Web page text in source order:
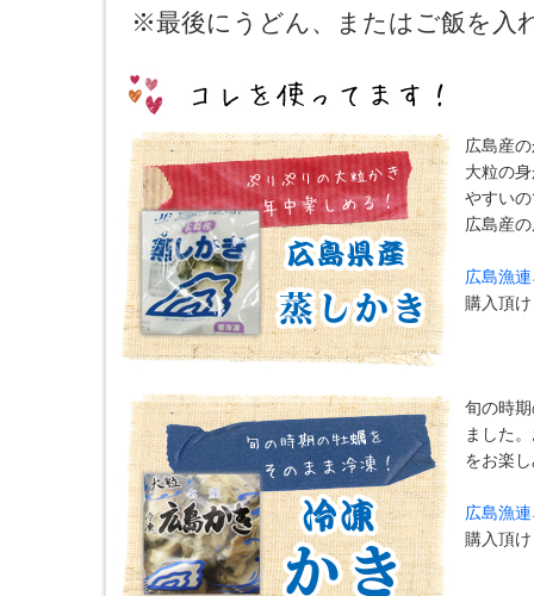
※最後にうどん、またはご飯を入
広島産
大粒の
やすい
広島産
広島漁
購入頂
旬の時
ました
をお楽
広島漁
購入頂